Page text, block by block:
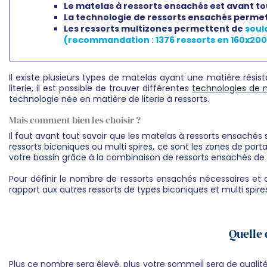
Le matelas à ressorts ensachés est avant
La technologie de ressorts ensachés
Les ressorts multizones permettent de
(recommandation : 1376 ressorts en
Il existe plusieurs types de matelas ayant une matière
literie, il est possible de trouver différentes technologies de
technologie née en matière de literie à ressorts.
Mais comment bien les choisir ?
Il faut avant tout savoir que les matelas à ressorts
ressorts biconiques ou multi spires, ce sont les zones de
votre bassin grâce à la combinaison de ressorts ensachés
Pour définir le nombre de ressorts ensachés nécessaires
rapport aux autres ressorts de types biconiques et multi
Quelle
Plus ce nombre sera élevé, plus votre sommeil sera de